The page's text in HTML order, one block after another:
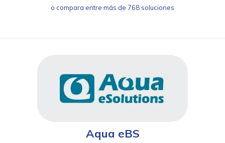
o compara entre más de 768 soluciones
Aqua eBS